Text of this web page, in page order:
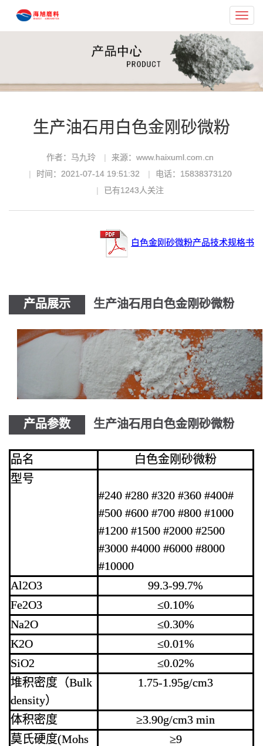
生产油石用白色金刚砂微粉
作者：马九玲
来源：www.haixuml.com.cn
时间：2021-07-14 19:51:32
电话：15838373120
已有1243人关注
白色金刚砂微粉产品技术规格书
产品展示 生产油石用白色金刚砂微粉
产品参数 生产油石用白色金刚砂微粉
品名
白色金刚砂微粉
型号
#240 #280 #320 #360 #400#
#500 #600 #700 #800 #1000
#1200 #1500 #2000 #2500
#3000 #4000 #6000 #8000
#10000
Al2O3
99.3-99.7%
Fe2O3
≤0.10%
Na2O
≤0.30%
K2O
≤0.01%
SiO2
≤0.02%
堆积密度（Bulk
density）
1.75-1.95g/cm3
体积密度
≥3.90g/cm3 min
莫氏硬度(Mohs
≥9